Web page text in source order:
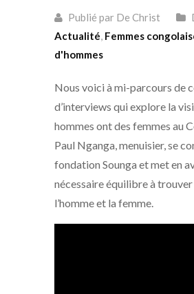
Publié par De Christ
Actualité, Femmes
d'hommes
Nous voici à mi-parcours de
d’interviews qui explore la
hommes ont des femmes au
Paul Nganga, menuisier, se
fondation Sounga et met en
nécessaire équilibre à
l’homme et la femme.